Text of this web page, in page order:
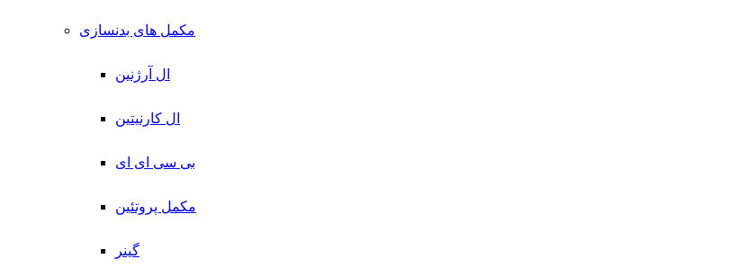
مکمل های بدنسازی
ال آرژنین
ال کارنیتین
بی سی ای ای
مکمل پروتئین
گینر